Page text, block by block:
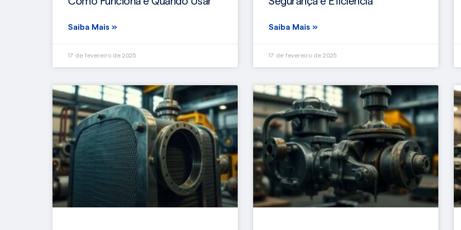
Saiba Mais »
17 de fevereiro de 2025
Saiba Mais »
17 de fevereiro de 2025